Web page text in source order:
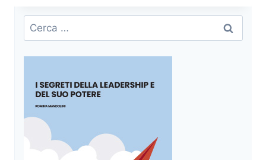
IL
APPROCCIO
PER
GESTIONE
DEI
Ricerca
per: